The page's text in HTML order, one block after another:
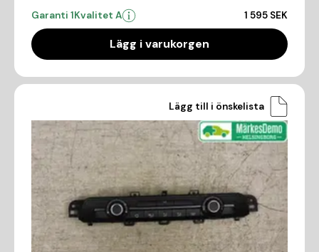
Garanti 1Kvalitet A 1 595 SEK
Lägg i varukorgen
Lägg till i önskelista